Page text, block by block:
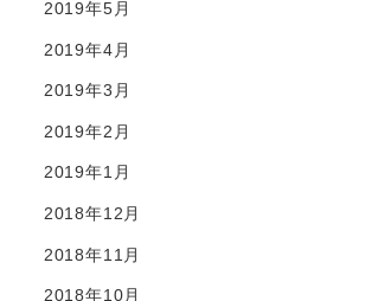
2019年5月
2019年4月
2019年3月
2019年2月
2019年1月
2018年12月
2018年11月
2018年10月